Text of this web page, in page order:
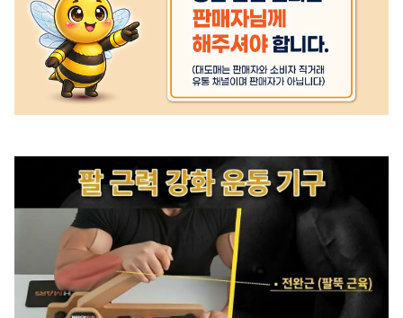
크기/중량 상품 상세설명 참조
색상
재질 상품 상세설명 참조
동일모델의 출시년월 상품 상세설명 참조
제조자/수입자 상품 상세설명 참조
제조국 상품 상세설명 참조
상품별 세부 사양 상품 상세설명 참조
품질보증기준 상품 상세설명 참조